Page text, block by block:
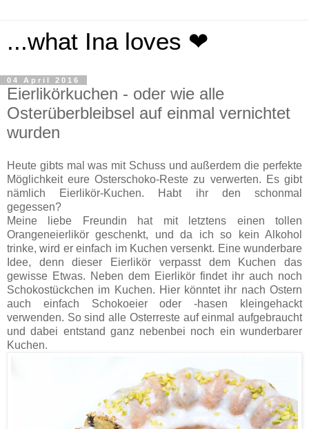
...what Ina loves ❤
04 April 2016
Eierlikörkuchen - oder wie alle
Osterüberbleibsel auf einmal vernichtet
wurden
Heute gibts mal was mit Schuss und außerdem die perfekte
Möglichkeit eure Osterschoko-Reste zu verwerten. Es gibt
nämlich Eierlikör-Kuchen. Habt ihr den schonmal
gegessen?
Meine liebe Freundin hat mit letztens einen tollen
Orangeneierlikör geschenkt, und da ich so kein Alkohol
trinke, wird er einfach im Kuchen versenkt. Eine wunderbare
Idee, denn dieser Eierlikör verpasst dem Kuchen das
gewisse Etwas. Neben dem Eierlikör findet ihr auch noch
Schokostückchen im Kuchen. Hier könntet ihr nach Ostern
auch einfach Schokoeier oder -hasen kleingehackt
verwenden. So sind alle Osterreste auf einmal aufgebraucht
und dabei entstand ganz nebenbei noch ein wunderbarer
Kuchen.